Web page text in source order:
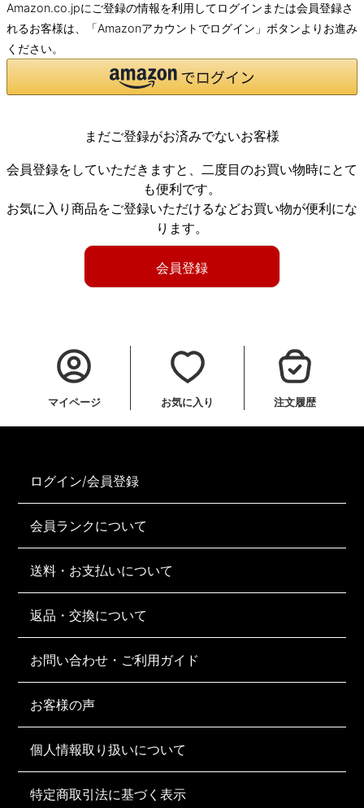
Amazon.co.jpにご登録の情報を利用してログインまたは会員登録さ
れるお客様は、「Amazonアカウントでログイン」ボタンよりお進み
ください。
まだご登録がお済みでないお客様
会員登録をしていただきますと、二度目のお買い物時にとて
も便利です。
お気に入り商品をご登録いただけるなどお買い物が便利にな
ります。
会員登録
マイページ お気に入り 注文履歴
ログイン/会員登録
会員ランクについて
送料・お支払いについて
返品・交換について
お問い合わせ・ご利用ガイド
お客様の声
個人情報取り扱いについて
特定商取引法に基づく表示